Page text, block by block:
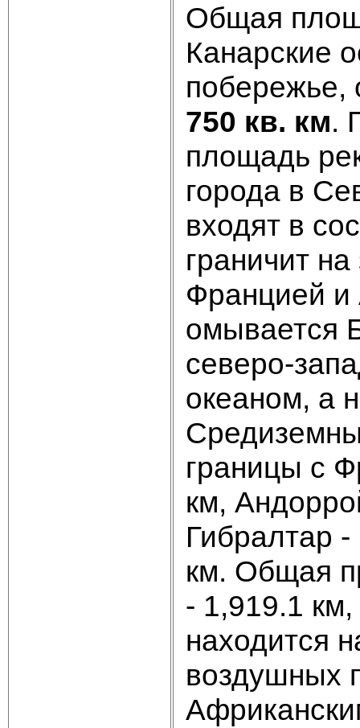
Общая
Канарские
побережье,
750 кв. км.
площадь
города в
входят в
граничит
Францией и
омывается
северо-
океаном, а
границы с
км,
Гибралтар
км. Общая
- 1,919.1
находится
воздушных